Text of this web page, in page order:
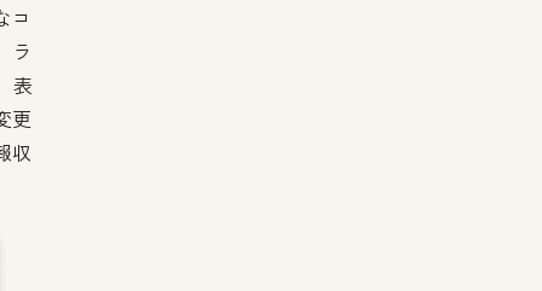
コ
ラ
表
更
収